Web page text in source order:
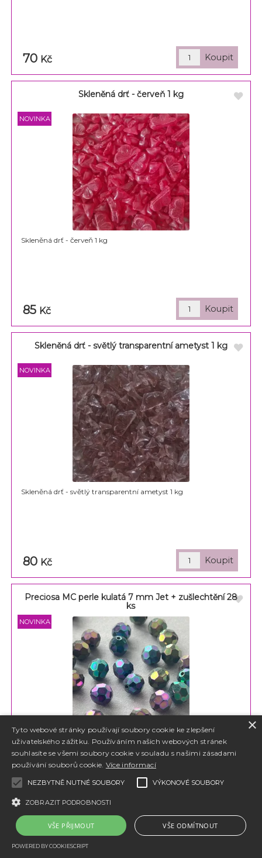
70 Kč
Skleněná drť - červeň 1 kg
Skleněná drť - červeň 1 kg
85 Kč
Skleněná drť - světlý transparentní ametyst 1 kg
Skleněná drť - světlý transparentní ametyst 1 kg
80 Kč
Preciosa MC perle kulatá 7 mm Jet + zušlechtění 28
ks
Preciosa MC perle kulatá 7 mm Jet + zušlechtění 28 ks
147Kč
Preciosa MC perle kulatá 6 mm Jet + zušlechtění 28
×
Tyto webové stránky používají soubory cookie ke zlepšení
uživatelského zážitku. Používáním našich webových stránek
souhlasíte se všemi soubory cookie v souladu s našimi zásadami
používání souborů cookie. Více informací
NEZBYTNĚ NUTNÉ SOUBORY VÝKONOVÉ SOUBORY
ZOBRAZIT PODROBNOSTI
VŠE PŘIJMOUT VŠE ODMÍTNOUT
POWERED BY COOKIESCRIPT